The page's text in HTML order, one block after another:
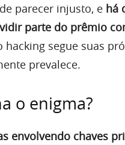
parecer injusto, e há
parte do prêmio
segue suas
prevalece.
o enigma?
envolvendo chaves